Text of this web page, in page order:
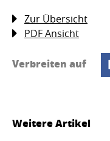
Zur Übersicht
PDF Ansicht
Verbreiten auf
Weitere Artikel